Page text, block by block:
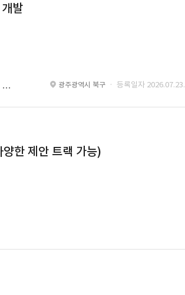
발
Spring광주광역시 북구 · 등록일자 2026.07.23.
한 제안 트랙 가능)